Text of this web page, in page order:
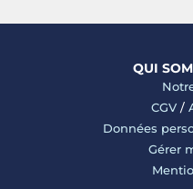
QUI
CGV/
Données
Gérer